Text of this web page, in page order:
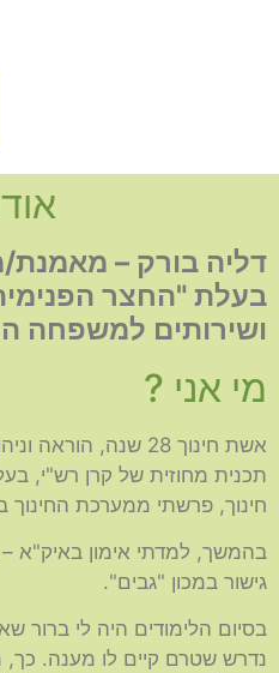
דליה בורק – מאמנת/
בעלת "החצר
ושירותים למשפחה
מי אני ?
אשת חינוך 28 שנה,
תכנית מחוזית של קרן רש"י,
חינוך, פרשתי ממערכת החינוך
בהמשך, למדתי אימון באיק"א –
גישור במכון "גבים".
בסיום הלימודים היה לי
נדרש שטרם קיים לו מענה.